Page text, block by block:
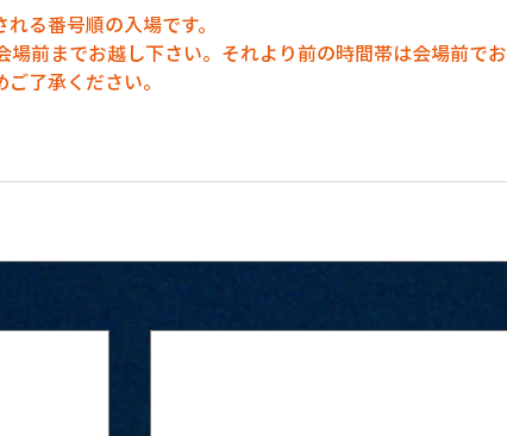
る番号順の入場です。
場前までお越し下さい。それより前の時間帯は会場前でお
了承ください。